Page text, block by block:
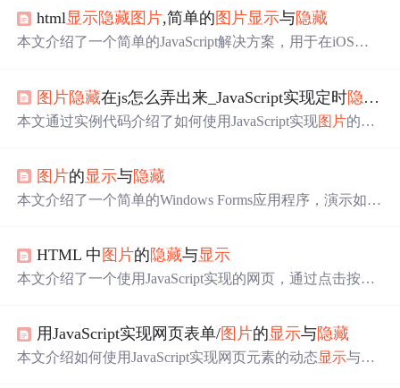
html显示隐藏图片,简单的 图片显示与隐藏
本文介绍了一个简单的JavaScript解决方案，用于在iOS设
无法一次性加载所有图片的情况。
图片隐藏在js怎么弄出来_JavaScript实现定时隐藏
本文通过实例代码介绍了如何使用JavaScript实现图片的定
制
图片的显示与隐藏，有助于理解JavaScript动态效果的实
现。
图片的显示与隐藏
本文介绍了一个简单的Windows Forms应用程序，演示如何
件交互逻辑。
HTML 中 图片的 隐藏与显示
本文介绍了一个使用JavaScript实现的网页，通过点击按钮
用JavaScript实现网页表单/图片的显示与隐藏
本文介绍如何使用JavaScript实现网页元素的动态显示与隐